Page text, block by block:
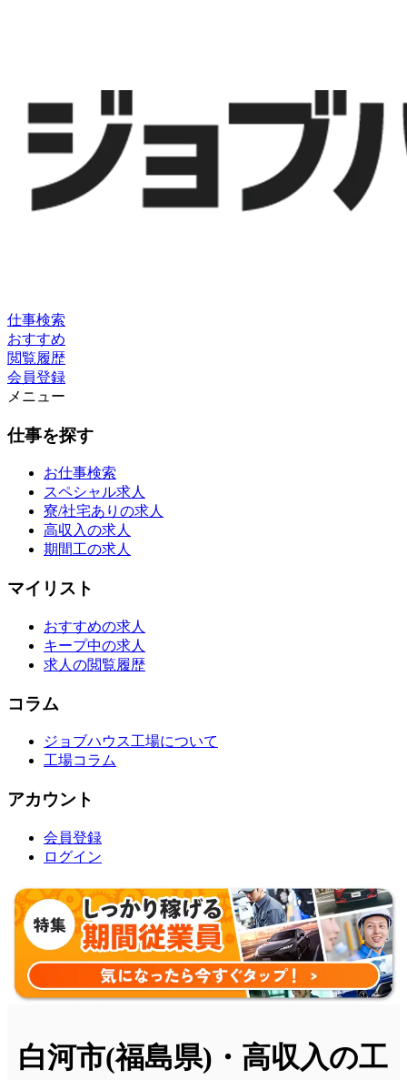
仕事検索
おすすめ
閲覧履歴
会員登録
メニュー
仕事を探す
お仕事検索
スペシャル求人
寮/社宅ありの求人
高収入の求人
期間工の求人
マイリスト
おすすめの求人
キープ中の求人
求人の閲覧履歴
コラム
ジョブハウス工場について
工場コラム
アカウント
会員登録
ログイン
白河市(福島県)・高収入の工